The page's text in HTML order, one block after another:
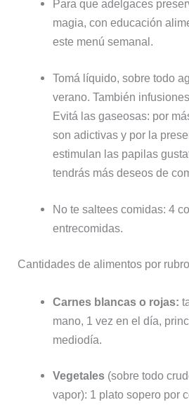
Para que adelgaces
magia, con educación
este menú semanal.
Tomá líquido, sobre todo
verano. También
Evitá las gaseosas: por
son adictivas y por la
estimulan las papilas
tendrás más deseos de
No te saltees comidas: 4
entrecomidas.
Cantidades de alimentos por rubro
Carnes blancas o rojas:
mano, 1 vez en el día,
mediodía.
Vegetales(sobre todo
vapor): 1 plato sopero por